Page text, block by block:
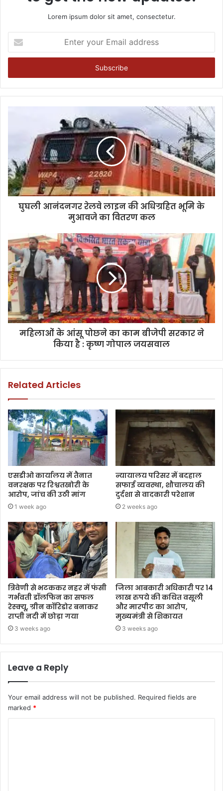
Lorem ipsum dolor sit amet, consectetur.
your
Email
घुघली आनंदनगर रेलवे लाइन की अधिग्रहित भूमि के
मुआवजे का वितरण कल
महिलाओं के आंसू पोछने का काम बीजेपी सरकार ने
किया है : कृष्ण गोपाल जयसवाल
Related Articles
एसडीओ कार्यालय में तैनात
वनरक्षक पर रिश्वतखोरी के
आरोप, जांच की उठी मांग
1 week ago
न्यायालय परिसर में बदहाल
सफाई व्यवस्था, शौचालय की
दुर्दशा से वादकारी परेशान
2 weeks ago
त्रिवेणी से भटककर नहर में फंसी
गर्भवती डॉलफिन का सफल
रेस्क्यू, ग्रीन कॉरिडोर बनाकर
राप्ती नदी में छोड़ा गया
3 weeks ago
जिला आबकारी अधिकारी पर 14
लाख रुपये की कथित वसूली
और मारपीट का आरोप,
मुख्यमंत्री से शिकायत
3 weeks ago
Leave a Reply
Your email address will not be published. Required fields are
marked *